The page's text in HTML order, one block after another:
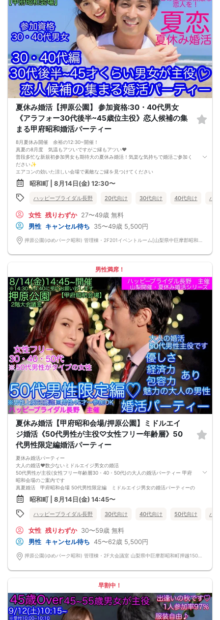
【注意事項】
@飲食→無し/ミネラルウォーターorお茶のみ1本サービスご提供♪
参加賞にて全員にスイーツ1品おやつプレゼント♪
@現在の人数のお問い合わせは、ルールにて回答出来ないのでご遠慮下さい
@MAX12対12締切/最少催行人数2対2以上
※男女比率±2名以内調整・異常な男女比率は御座いません
@中止判断タイミング→開催前日21時で「最少催行人数」に満たしていない場合
【キャンセル規約】
注意事項→オミカレシステム上、よくある「誤って予約した」「予約後すぐにキ
ャンセルした」の理由でもキャンセル料対象だとキャンセル料が発生します。お
間違いがないか日程を今一度ご確認のうえエントリーして下さい
★男性キャンセル規約★
予約後のキャンセルは予約した時点より下記のキャンセル料が発生します
予約時~2日前迄は一律キャンセル料2000円
イベント前日3000円・イベント当日5000円
★女性キャンセル規約★
予約後のキャンセルはイベント開催日の3日前迄はキャンセル料無料【例:日曜の
パーティ予約→木曜PM23:59迄は無料】
ンセル期間でもキャンセル料1500円
イベント2日前・前日2000円・イベント当日3000円
夏休み婚活【押原公園】 参加資格:30・40代男女
《アラフォー30代後半~45歳位主役》恋人候補の集
まる甲府昭和婚活パーティー
8月夏休み開催 余裕の12:30~開催！
真夏の8月度 気温もアツいですがご縁もアツい❤️
普段多忙な新規初参加男女も期待大の夏休み婚活！気楽な気持ちで婚活ご参加く
ださい✨
エアコンの効いた涼しい会場で素敵なご縁を見つけてください
参加資格は『この夏迄に素敵な恋人を♡』とお考えの真剣男女の集い
１人参加率97% フリータイム無し ストレス無し
１人で行けるお気軽婚活パーティーです
気楽な気持ちでご参加ください！
★マッチングした方同士だけ直接連絡先交換OK/連絡先交換カードにて連絡先の
お渡しは自由♪
※ストレスの無い2巡廻り方式開催
※当日の参加人数により一巡長め設定(7分間程度)のケースも御座います
女性応援キャンペーン→早割①にて0円ご招待の特別参加費♪(早割②500円・当
30代後半~45才位の男女が主役 上限は49才迄
※婚歴は問いません(再婚希望・初婚共に参加可能)
※年収300万以上ある社会人男性
【甲府昭和会場】
甲府昭和中心部 100台以上駐車可/大型無料駐車場完備の『押原公園』貸切イベ
ントルーム開催
「サッカー協会」と書いてある、公園敷地内の管理棟・会館にて開催
【女性に安心ルール】
★マッチングした方同士だけ直接連絡先交換OK
(連絡先交換カードでのアプローチ♪好意ある男性より連絡先が枚数フリーで貰え
ます)
★女性参加費応援 早割①0円ご招待♪(早割②500円・当日1000円と上がりま
す)
【注意事項】
@飲食→無し/ミネラルウォーターorお茶のみ1本サービスご提供♪
@現在の人数のお問い合わせは、ルールにて回答出来ないのでご遠慮下さい
@MAX12対12締切/最少催行人数2対2以上
※男女比率±2名以内調整・異常な男女比率は御座いません
@中止判断タイミング→開催当日AM10:00に最少催行人数に満たない場合
【キャンセル規約】
注意事項→オミカレシステム上、よくある「誤って予約した」「予約後すぐにキ
ャンセルした」の理由でもキャンセル料対象だとキャンセル料が発生します。お
間違いがないか日程を今一度ご確認のうえエントリーして下さい
★男性キャンセル規約★
予約時~2日前迄は一律キャンセル料2000円
イベント前日3000円・イベント当日5000円
★女性キャンセル規約★
予約後のキャンセルはイベント開催日の3日前迄はキャンセル料無料【例:日曜の
パーティ予約→木曜PM23:59迄は無料】
※女性初参加者様へ→初参加(当社参加履歴無し)よりキャンセルの場合は無料キャ
ンセル期間でもキャンセル料1500円
イベント2日前・前日2000円・イベント当日3000円
昭和町 | 8月14日(金) 12:30〜
ハッピーブライダル長野 20代向け 30代向け 40代向け バ
女性 残りわずか 27〜49歳 無料
男性 キャンセル待ち 35〜49歳 5,500円
男性満席！
夏休み婚活【甲府昭和会場/押原公園】ミドルエイ
ジ婚活《50代男性が主役♡女性フリー年齢層》50
代男性限定編婚活パーティー
夏休み婚活パーティー
大人の婚活❤️数少ないミドルエイジ男女の婚活
50代男性が主役(女性フリー年齢層30・40・50代)の大人の婚活パーティー 甲府
昭和会場のご案内です
真夏婚活 甲府昭和会場 50代男性限定編 ミドルエイジ男女の婚活パーティーの
開催です
魅力的な大人の男性50代男性が主役です❤️
働き盛りで経済力 包容力 優しさの三拍子揃っており、とても頼りになる年齢
層の男性メンバー✨
エアコンの効いた涼しい貸切イベントルームにて気軽にお話ししてみてくださ
い！
各地より素敵なミドルエイジ男女の集まる婚活パーティーです お見逃しなく！
【参加資格】50代男性が主役
男性男性→50~59歳位/上限62歳迄/対象年齢層以下も46歳〜参加OKです
ントルーム開催
「サッカー協会」と書いてある、公園敷地内の管理棟・会館2階の大会議にて開催
毎回マッチング多数出てます♡幸せ会場
昭和町 | 8月14日(金) 14:45〜
ハッピーブライダル長野 30代向け 40代向け 50代向け バ
女性 残りわずか 30〜59歳 無料
男性 キャンセル待ち 45〜62歳 5,500円
早割中！